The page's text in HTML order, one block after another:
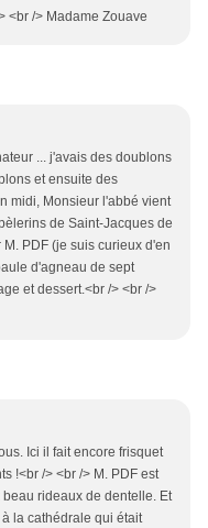
<br /> Madame Zouave
... j'avais des doublons
et ensuite des
midi, Monsieur l'abbé vient
de Saint-Jacques de
PDF (je suis curieux d'en
d'agneau de sept
et dessert.<br /> <br />
Ici il fait encore frisquet
!<br /> <br /> M. PDF est
rideaux de dentelle. Et
la cathédrale qui était